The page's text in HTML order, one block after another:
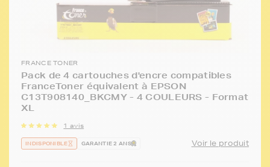
FRANCE TONER
Pack de 4 cartouches d'encre compatibles
FranceToner équivalent à EPSON
C13T908140_BKCMY - 4 COULEURS - Format
XL
1 avis
INDISPONIBLE GARANTIE 2 ANS Voir le produit